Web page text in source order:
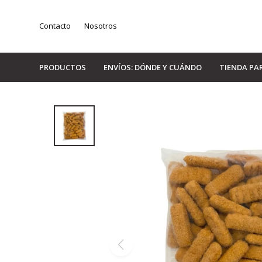
PRODUCTOS ENVÍOS: DÓNDE Y CUÁNDO TIENDA
Contacto Nosotros